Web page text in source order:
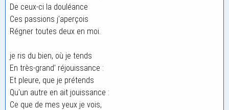
De ceux-ci la douléance
Ces passions j'aperçois
Régner toutes deux en moi.
je ris du bien, où je tends
En très-grand' réjouissance :
Et pleure, que je prétends
Qu'un autre en ait jouissance :
Ce que de mes yeux je vois,